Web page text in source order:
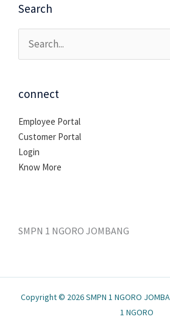
Search
Cari
untuk:
connect
Employee Portal
Customer Portal
Login
Know More
SMPN 1 NGORO JOMBANG
Copyright © 2026 SMPN 1 NGORO
1 NGORO